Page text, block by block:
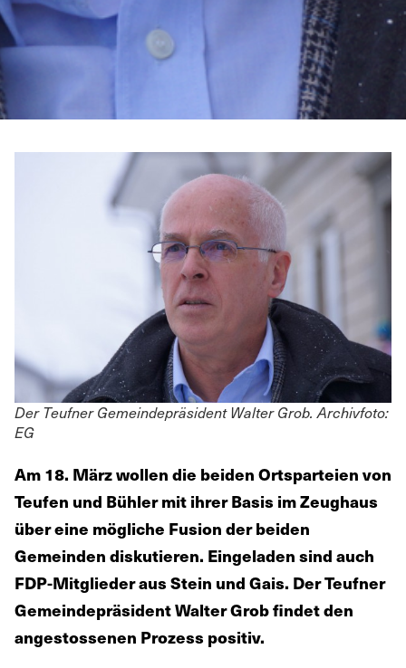
Der Teufner Gemeindepräsident Walter Grob. Archivfoto:
EG
Am 18. März wollen die beiden Ortsparteien von
Teufen und Bühler mit ihrer Basis im Zeughaus
über eine mögliche Fusion der beiden
Gemeinden diskutieren. Eingeladen sind auch
FDP-Mitglieder aus Stein und Gais. Der Teufner
Gemeindepräsident Walter Grob findet den
angestossenen Prozess positiv.